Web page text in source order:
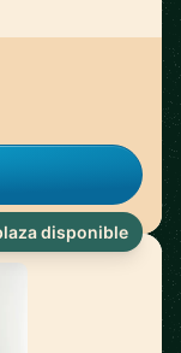
disponible